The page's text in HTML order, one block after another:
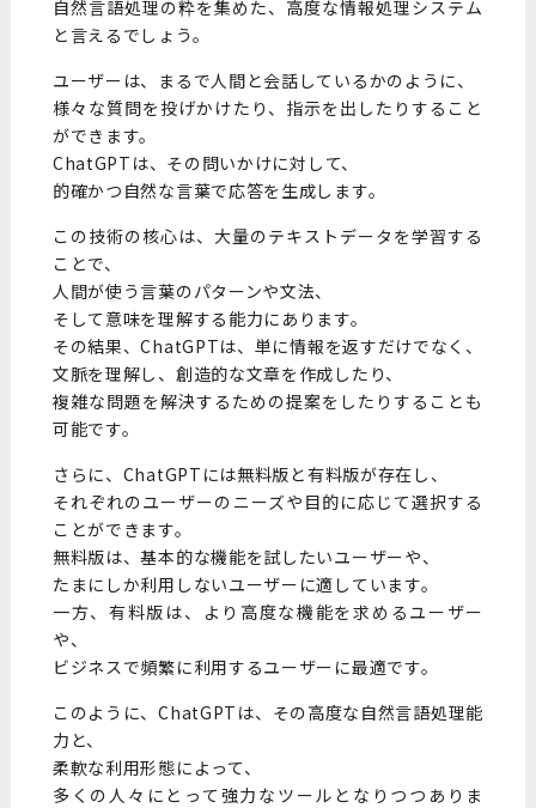
自然言語処理の粋を集めた、高度な情報処理システム
と言えるでしょう。
ユーザーは、まるで人間と会話しているかのように、
様々な質問を投げかけたり、指示を出したりすること
ができます。
ChatGPTは、その問いかけに対して、
的確かつ自然な言葉で応答を生成します。
この技術の核心は、大量のテキストデータを学習する
ことで、
人間が使う言葉のパターンや文法、
そして意味を理解する能力にあります。
その結果、ChatGPTは、単に情報を返すだけでなく、
文脈を理解し、創造的な文章を作成したり、
複雑な問題を解決するための提案をしたりすることも
可能です。
さらに、ChatGPTには無料版と有料版が存在し、
それぞれのユーザーのニーズや目的に応じて選択する
ことができます。
無料版は、基本的な機能を試したいユーザーや、
たまにしか利用しないユーザーに適しています。
一方、有料版は、より高度な機能を求めるユーザー
や、
ビジネスで頻繁に利用するユーザーに最適です。
このように、ChatGPTは、その高度な自然言語処理能
力と、
柔軟な利用形態によって、
多くの人々にとって強力なツールとなりつつありま